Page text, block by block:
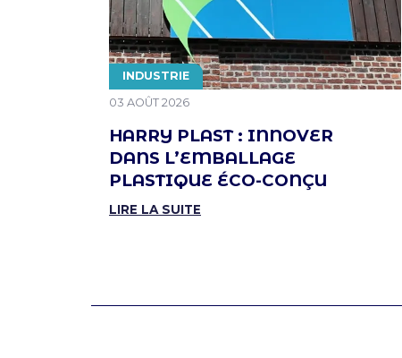
HARRY PLAST : INNOVER
DANS L’EMBALLAGE
PLASTIQUE ÉCO-CONÇU
PUBLIÉ LE
03 AOÛT 2026
THÉMATIQUE
INDUSTRIE
LIRE LA SUITE